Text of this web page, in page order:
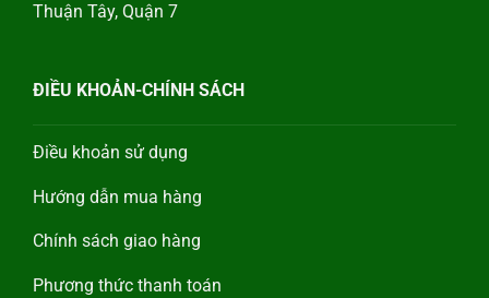
Thuận Tây, Quận 7
ĐIỀU KHOẢN-CHÍNH SÁCH
Điều khoản sử dụng
Hướng dẫn mua hàng
Chính sách giao hàng
Phương thức thanh toán